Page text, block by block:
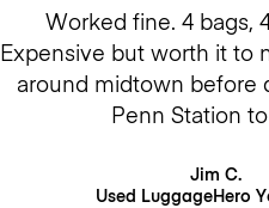
Worked fine. 4 bags,
Expensive but worth it to
around midtown before
Penn Station
Jim C.
Used LuggageHero